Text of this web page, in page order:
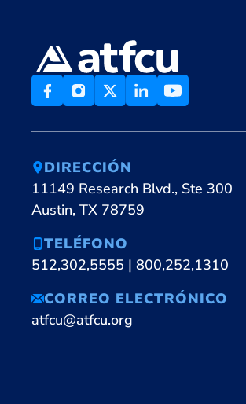
DIRECCIÓN
11149 Research Blvd., Ste 300
Austin, TX 78759
TELÉFONO
512,302,5555 | 800,252,1310
CORREO ELECTRÓNICO
atfcu@atfcu.org